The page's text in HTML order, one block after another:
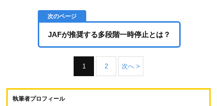
JAFが推奨する多段階一時停止とは？
1 2 次へ >
執筆者プロフィール